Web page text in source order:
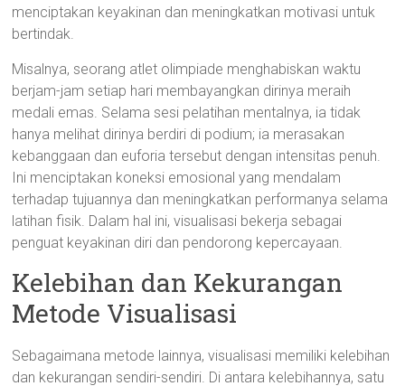
menciptakan keyakinan dan meningkatkan motivasi untuk
bertindak.
Misalnya, seorang atlet olimpiade menghabiskan waktu
berjam-jam setiap hari membayangkan dirinya meraih
medali emas. Selama sesi pelatihan mentalnya, ia tidak
hanya melihat dirinya berdiri di podium; ia merasakan
kebanggaan dan euforia tersebut dengan intensitas penuh.
Ini menciptakan koneksi emosional yang mendalam
terhadap tujuannya dan meningkatkan performanya selama
latihan fisik. Dalam hal ini, visualisasi bekerja sebagai
penguat keyakinan diri dan pendorong kepercayaan.
Kelebihan dan Kekurangan
Metode Visualisasi
Sebagaimana metode lainnya, visualisasi memiliki kelebihan
dan kekurangan sendiri-sendiri. Di antara kelebihannya, satu